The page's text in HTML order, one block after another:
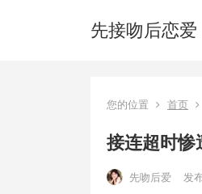
先接吻后恋爱
您的位置 首页
接连超时惨
先吻后爱 发